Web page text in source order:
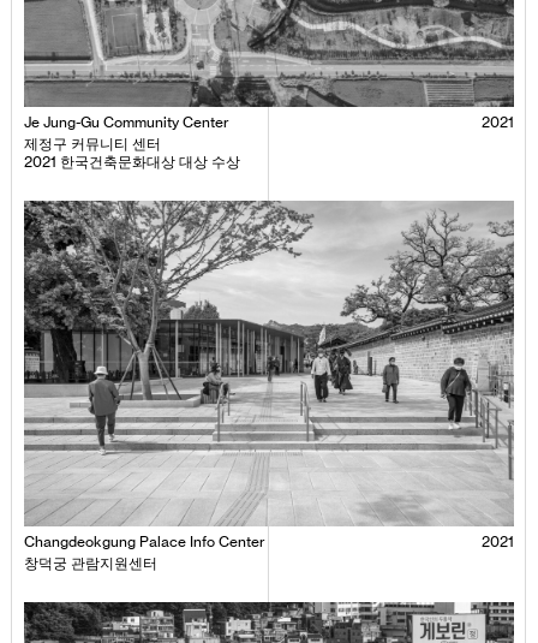
2021
Je Jung-Gu Community Center
제정구 커뮤니티 센터
2021 한국건축문화대상 대상 수상
2021
Changdeokgung Palace Info Center
창덕궁 관람지원센터